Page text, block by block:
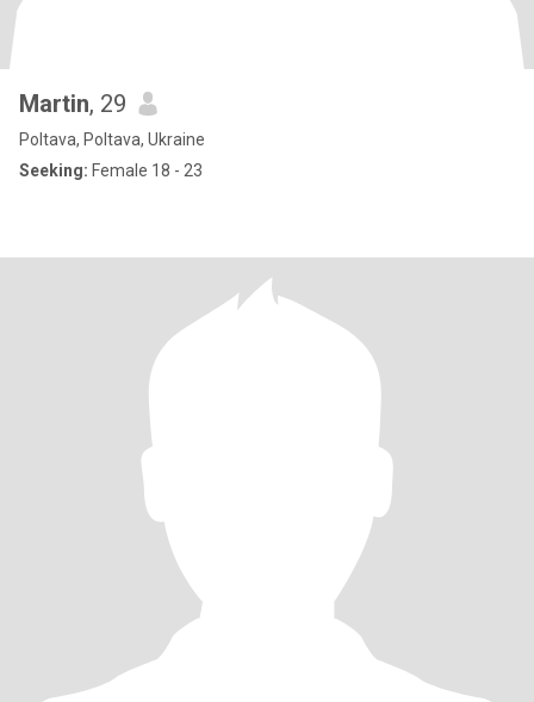
Martin, 29
Poltava, Poltava, Ukraine
Seeking: Female 18 - 23